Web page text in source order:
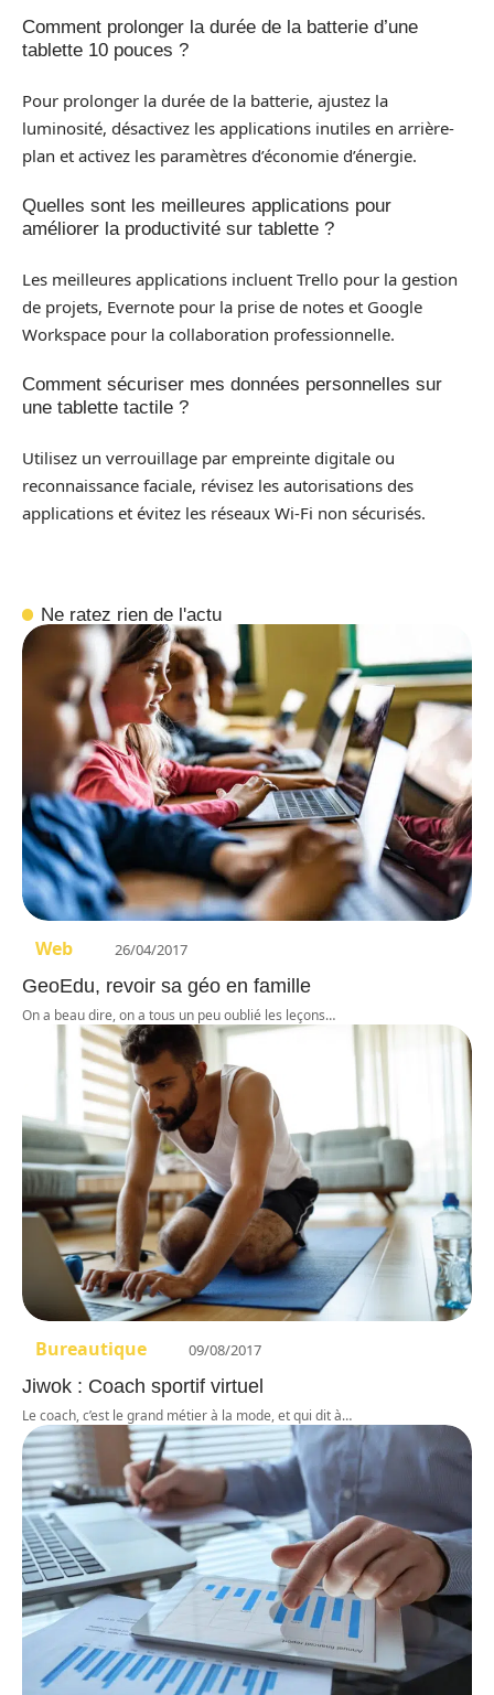
Comment prolonger la durée de la batterie d’une
tablette 10 pouces ?
Pour prolonger la durée de la batterie, ajustez la
luminosité, désactivez les applications inutiles en arrière-
plan et activez les paramètres d’économie d’énergie.
Quelles sont les meilleures applications pour
améliorer la productivité sur tablette ?
Les meilleures applications incluent Trello pour la gestion
de projets, Evernote pour la prise de notes et Google
Workspace pour la collaboration professionnelle.
Comment sécuriser mes données personnelles sur
une tablette tactile ?
Utilisez un verrouillage par empreinte digitale ou
reconnaissance faciale, révisez les autorisations des
applications et évitez les réseaux Wi-Fi non sécurisés.
Ne ratez rien de l'actu
Web 26/04/2017
GeoEdu, revoir sa géo en famille
On a beau dire, on a tous un peu oublié les leçons…
Bureautique 09/08/2017
Jiwok : Coach sportif virtuel
Le coach, c’est le grand métier à la mode, et qui dit à…